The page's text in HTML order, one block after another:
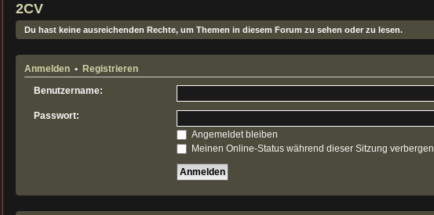
2CV
Du hast keine ausreichenden Rechte, um Themen in diesem Forum zu sehen oder zu lesen.
Anmelden • Registrieren
Benutzername:
Passwort:
Angemeldet bleiben
Meinen Online-Status während dieser Sitzung verbergen